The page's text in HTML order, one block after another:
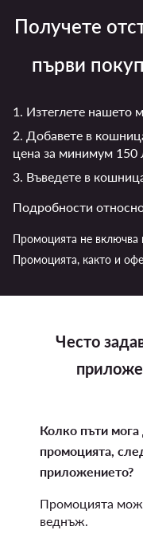
Често
Колко пъти мога
промоцията,
приложението?
Промоцията
веднъж.
Получете
първи
1. Изтеглете нашето
2. Добавете в
цена за минимум 150
3. Въведете в
Подробности
Промоцията не включва
Промоцията, както и